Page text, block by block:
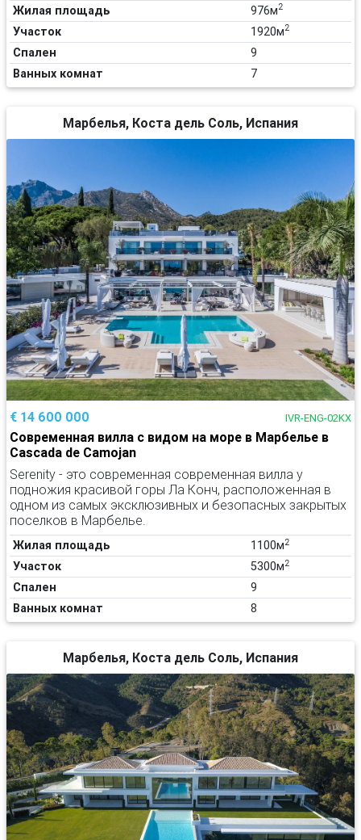
Жилая площадь 976м2
Участок 1920м2
Спален
9
Ванных комнат
7
Марбелья, Коста дель Соль, Испания
€ 14 600 000 IVR-ENG-02KX
Современная вилла с видом на море в Марбелье в
Cascada de Camojan
Serenity - это современная современная вилла у
подножия красивой горы Ла Конч, расположенная в
одном из самых эксклюзивных и безопасных закрытых
поселков в Марбелье.
Жилая площадь 1100м2
Участок 5300м2
Спален
9
Ванных комнат
8
Марбелья, Коста дель Соль, Испания